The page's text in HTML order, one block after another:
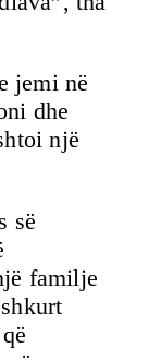
jemi në
dhe
një
së
familje